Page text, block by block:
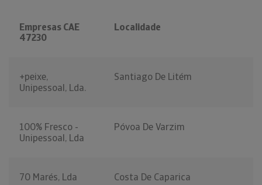
Empresas CAE
47230
Localidade
+peixe,
Unipessoal, Lda.
Santiago De Litém
100% Fresco -
Unipessoal, Lda
Póvoa De Varzim
70 Marés, Lda Costa De Caparica